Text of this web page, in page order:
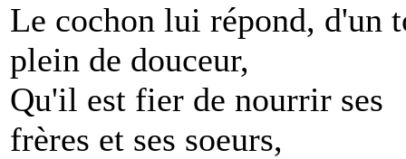
Le cochon lui répond, d'un
plein de douceur,
Qu'il est fier de nourrir ses
frères et ses soeurs,